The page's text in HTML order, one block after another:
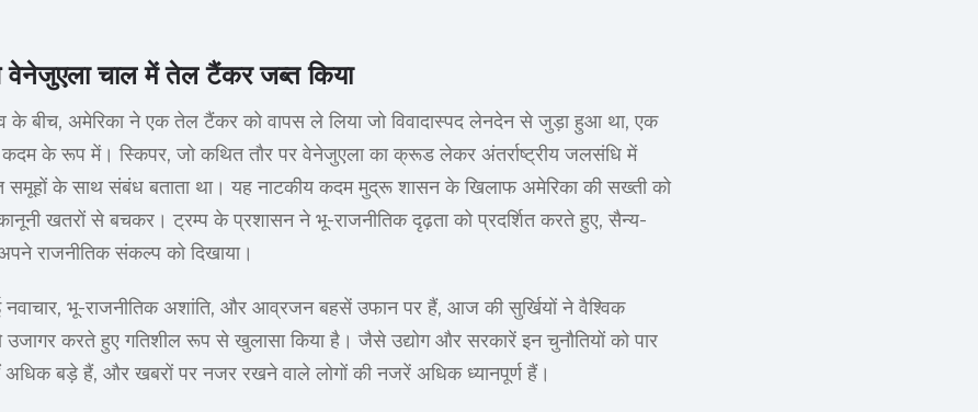
वेनेजुएला चाल में तेल टैंकर जब्त किया
बीच, अमेरिका ने एक तेल टैंकर को वापस ले लिया जो विवादास्पद लेनदेन से जुड़ा हुआ था, एक
के रूप में। स्किपर, जो कथित तौर पर वेनेजुएला का क्रूड लेकर अंतर्राष्ट्रीय जलसंधि में
समूहों के साथ संबंध बताता था। यह नाटकीय कदम मुद्रू शासन के खिलाफ अमेरिका की सख्ती को
खतरों से बचकर। ट्रम्प के प्रशासन ने भू-राजनीतिक दृढ़ता को प्रदर्शित करते हुए, सैन्य-
राजनीतिक संकल्प को दिखाया।
नवाचार, भू-राजनीतिक अशांति, और आव्रजन बहसें उफान पर हैं, आज की सुर्खियों ने वैश्विक
करते हुए गतिशील रूप से खुलासा किया है। जैसे उद्योग और सरकारें इन चुनौतियों को पार
बड़े हैं, और खबरों पर नजर रखने वाले लोगों की नजरें अधिक ध्यानपूर्ण हैं।